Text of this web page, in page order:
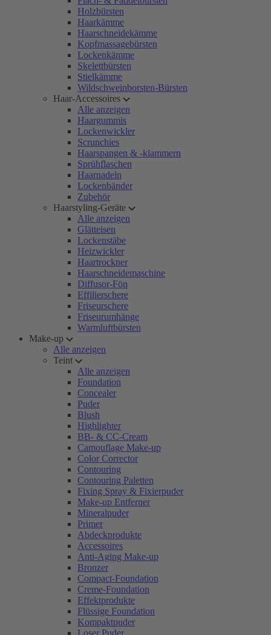
Holzbürsten
Haarkämme
Haarschneidekämme
Kopfmassagebürsten
Lockenkämme
Skelettbürsten
Stielkämme
Wildschweinborsten-Bürsten
Haar-Accessoires
Alle anzeigen
Haargummis
Lockenwickler
Scrunchies
Haarspangen & -klammern
Sprühflaschen
Haarnadeln
Lockenbänder
Zubehör
Haarstyling-Geräte
Alle anzeigen
Glätteisen
Lockenstäbe
Heizwickler
Haartrockner
Haarschneidemaschine
Diffusor-Fön
Effilierschere
Friseurschere
Friseurumhänge
Warmluftbürsten
Make-up
Alle anzeigen
Teint
Alle anzeigen
Foundation
Concealer
Puder
Blush
Highlighter
BB- & CC-Cream
Camouflage Make-up
Color Corrector
Contouring
Contouring Paletten
Fixing Spray & Fixierpuder
Make-up Entferner
Mineralpuder
Primer
Abdeckprodukte
Accessoires
Anti-Aging Make-up
Bronzer
Compact-Foundation
Creme-Foundation
Effektprodukte
Flüssige Foundation
Kompaktpuder
Loser Puder